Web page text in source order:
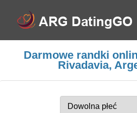
Darmowe randki
Rivadavia,